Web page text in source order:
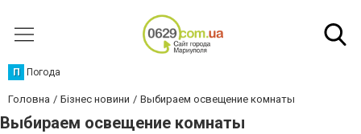
П Погода
Головна Бізнес новини Выбираем освещение комнаты
Выбираем освещение комнаты